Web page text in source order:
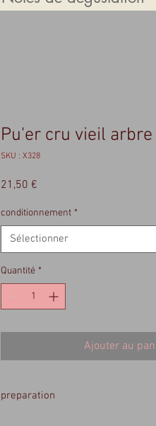
Pu'er cru vieil
SKU : X328
21,50 €
conditionnement *
Sélectionner
Quantité *
Ajouter au
preparation